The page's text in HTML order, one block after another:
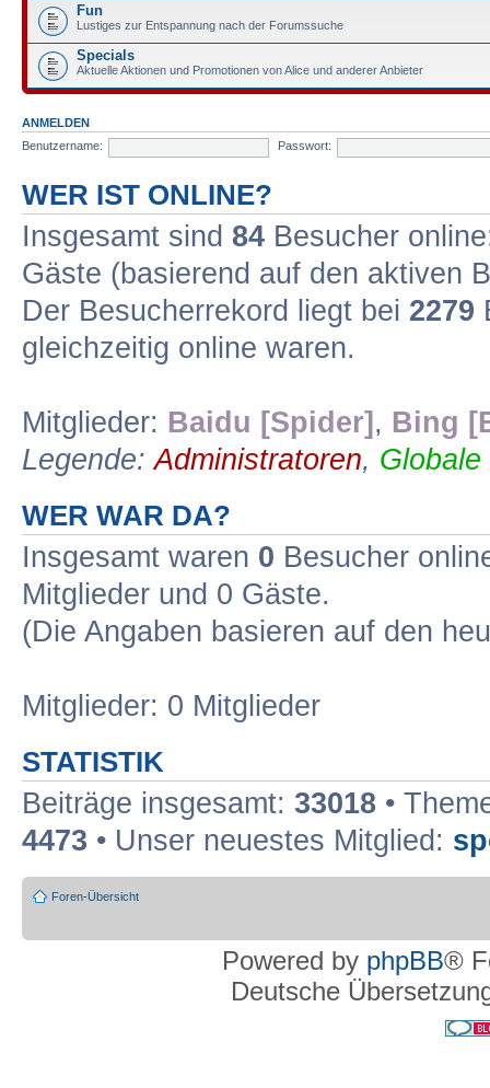
Fun
Lustiges zur Entspannung nach der Forumssuche
Specials
Aktuelle Aktionen und Promotionen von Alice und anderer Anbieter
ANMELDEN
Benutzername:
Passwort:
WER IST ONLINE?
Insgesamt sind 84 Besucher
Gäste (basierend auf den aktiven
Der Besucherrekord liegt bei 2279
gleichzeitig online waren.
Mitglieder: Baidu [Spider] , Bing
Legende:Administratoren,
WER WAR DA?
Insgesamt waren 0 Besucher
Mitglieder und 0 Gäste.
(Die Angaben basieren auf den
Mitglieder: 0 Mitglieder
STATISTIK
Beiträge insgesamt: 33018 •
4473 • Unser neuestes Mitglied:
Foren-Übersicht
Powered by phpBB®
Deutsche